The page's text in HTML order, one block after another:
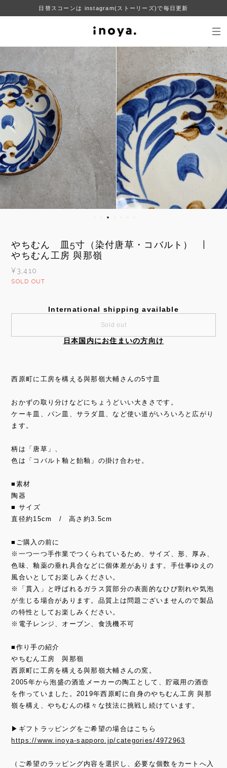
日替スコーンは instagram(ストーリーズ)で毎日更新
やちむん 皿5寸（染付唐草・コバルト） |
やちむん工房 與那嶺
¥3,410
SOLD OUT
International shipping available
Sold out
日本国内にお住まいの方向け
西原町に工房を構える與那嶺大輔さんの5寸皿
おかずの取り分けなどにちょうどいい大きさです。
ケーキ皿、パン皿、サラダ皿、など使い道がいろいろと広がり
ます。
柄は「唐草」、
色は「コバルト釉と飴釉」の掛け合わせ。
■素材
陶器
■ サイズ
直径約15cm / 高さ約3.5cm
■ご購入の前に
※一つ一つ手作業でつくられているため、サイズ、形、厚み、
色味、釉薬の垂れ具合などに個体差があります。手仕事ゆえの
風合いとしてお楽しみください。
※「貫入」と呼ばれるガラス質部分の表面的なひび割れや気泡
が生じる場合があります。品質上は問題ございませんので製品
の特性としてお楽しみください。
※電子レンジ、オーブン、食洗機不可
■作り手の紹介
やちむん工房 與那嶺
西原町に工房を構える與那嶺大輔さんの窯。
2005年から泡盛の酒造メーカーの陶工として、貯蔵用の酒壺
を作っていました。2019年西原町に自身のやちむん工房 與那
嶺を構え、やちむんの様々な技法に挑戦し続けています。
▶ギフトラッピングをご希望の場合はこちら
https://www.inoya-sapporo.jp/categories/4972963
（ご希望のラッピング内容を選択し、必要な個数をカートへ入